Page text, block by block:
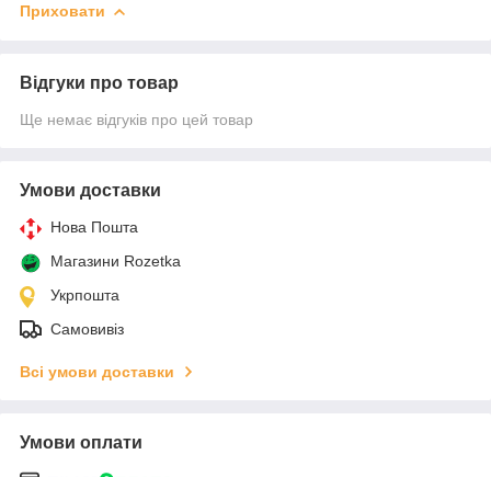
Приховати
Відгуки про товар
Ще немає відгуків про цей товар
Умови доставки
Нова Пошта
Магазини Rozetka
Укрпошта
Самовивіз
Всі умови доставки
Умови оплати